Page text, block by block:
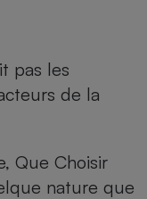
pas les
de la
Que Choisir
nature que